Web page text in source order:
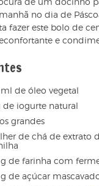
de um docinho
no dia de
fazer este bolo de
e
ml de óleo vegetal
de iogurte natural
grandes
de chá de extrato
de farinha com
de açúcar